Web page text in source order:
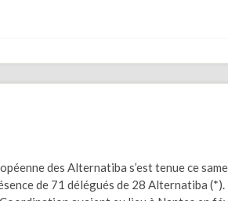
des Alternatiba s’est tenue ce
de 71 délégués de 28 Alternatiba (*).